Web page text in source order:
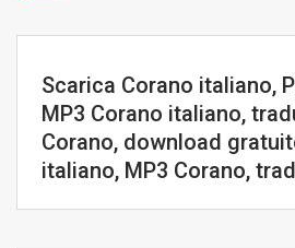
Scarica Corano italiano,
MP3 Corano italiano,
Corano, download
italiano, MP3 Corano,